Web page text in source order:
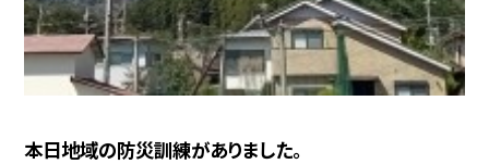
本日地域の防災訓練がありました。